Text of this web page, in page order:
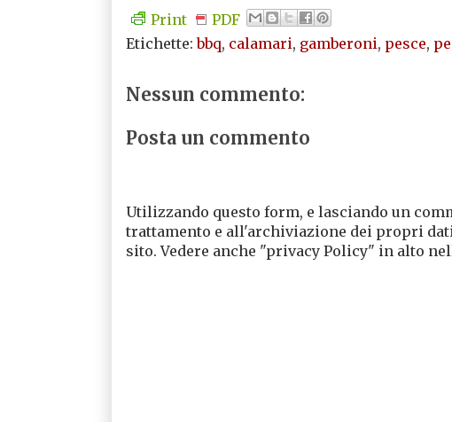
Print
PDF
Etichette:bbq, calamari, gamberoni, pesce,
Nessun commento:
Posta un commento
Utilizzando questo form, e lasciando un
trattamento e all'archiviazione dei propri
sito. Vedere anche "privacy Policy" in alto